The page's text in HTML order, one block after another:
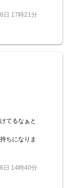
日 17時21分
てるなぁと
ちになりま
日 14時40分